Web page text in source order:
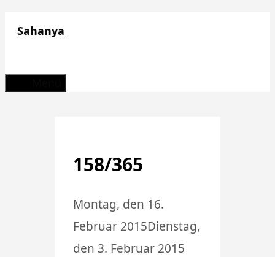
Sahanya
158/365
Montag, den 16.
Februar 2015Dienstag,
den 3. Februar 2015